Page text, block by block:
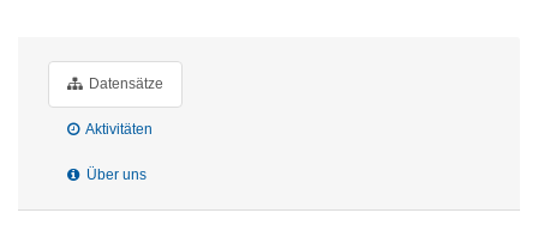
Datensätze
Aktivitäten
Über uns